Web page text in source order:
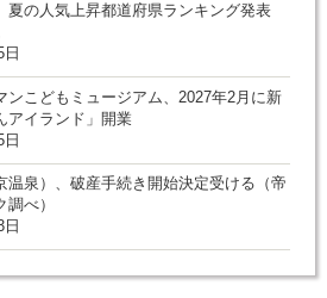
夏の人気上昇都道府県ランキング発表
ンこどもミュージアム、2027年2月に新
アイランド」開業
温泉）、破産手続き開始決定受ける（帝
べ）